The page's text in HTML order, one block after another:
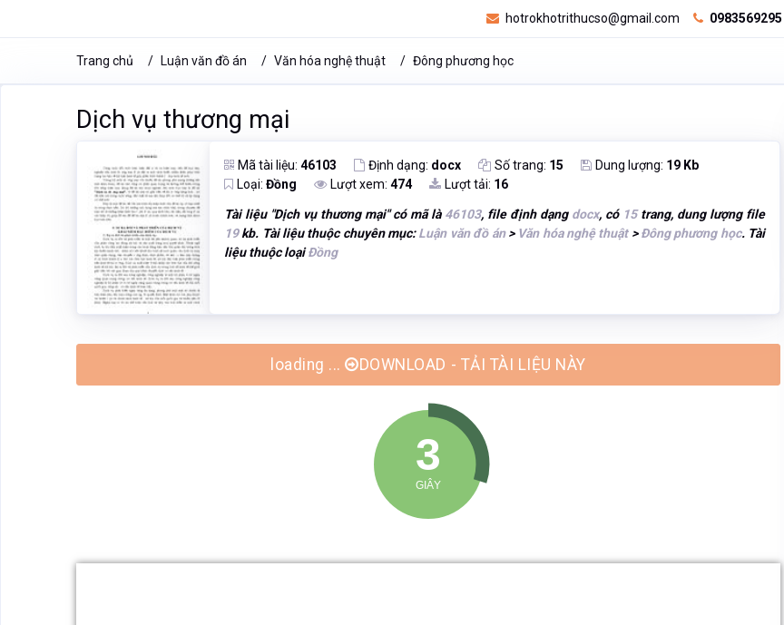
hotrokhotrithucso@gmail.com 0983569295
Trang chủ Luận văn đồ án Văn hóa nghệ thuật Đông phương học
Dịch vụ thương mại
Mã tài liệu:46103 Định dạng: docx Số trang: 15 Dung lượng: 19 Kb
Loại:Đồng Lượt xem:474 Lượt tải: 16
Tài liệu "Dịch vụ thương mại" có mã là 46103, file định dạng docx, có 15trang, dung lượng file
19kb. Tài liệu thuộc chuyên mục:Luận văn đồ án> Văn hóa nghệ thuật>Đông phương học. Tài
liệu thuộc loạiĐồng
loading ... DOWNLOAD - TẢI TÀI LIỆU NÀY